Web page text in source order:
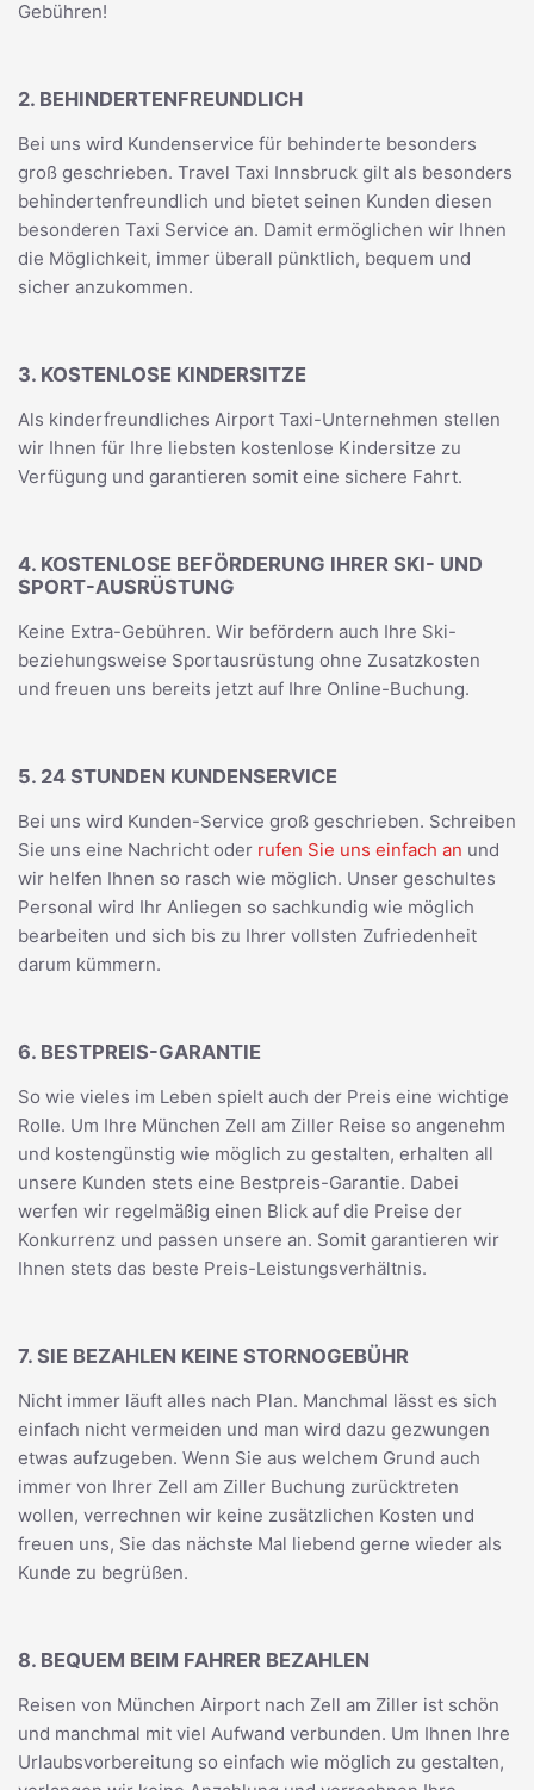
Gebühren!
2. BEHINDERTENFREUNDLICH
Bei uns wird Kundenservice für behinderte besonders
groß geschrieben. Travel Taxi Innsbruck gilt als besonders
behindertenfreundlich und bietet seinen Kunden diesen
besonderen Taxi Service an. Damit ermöglichen wir Ihnen
die Möglichkeit, immer überall pünktlich, bequem und
sicher anzukommen.
3. KOSTENLOSE KINDERSITZE
Als kinderfreundliches Airport Taxi-Unternehmen stellen
wir Ihnen für Ihre liebsten kostenlose Kindersitze zu
Verfügung und garantieren somit eine sichere Fahrt.
4. KOSTENLOSE BEFÖRDERUNG IHRER SKI- UND
SPORT-AUSRÜSTUNG
Keine Extra-Gebühren. Wir befördern auch Ihre Ski-
beziehungsweise Sportausrüstung ohne Zusatzkosten
und freuen uns bereits jetzt auf Ihre Online-Buchung.
5. 24 STUNDEN KUNDENSERVICE
Bei uns wird Kunden-Service groß geschrieben. Schreiben
Sie uns eine Nachricht oder rufen Sie uns einfach an und
wir helfen Ihnen so rasch wie möglich. Unser geschultes
Personal wird Ihr Anliegen so sachkundig wie möglich
bearbeiten und sich bis zu Ihrer vollsten Zufriedenheit
darum kümmern.
6. BESTPREIS-GARANTIE
So wie vieles im Leben spielt auch der Preis eine wichtige
Rolle. Um Ihre München Zell am Ziller Reise so angenehm
und kostengünstig wie möglich zu gestalten, erhalten all
unsere Kunden stets eine Bestpreis-Garantie. Dabei
werfen wir regelmäßig einen Blick auf die Preise der
Konkurrenz und passen unsere an. Somit garantieren wir
Ihnen stets das beste Preis-Leistungsverhältnis.
7. SIE BEZAHLEN KEINE STORNOGEBÜHR
Nicht immer läuft alles nach Plan. Manchmal lässt es sich
einfach nicht vermeiden und man wird dazu gezwungen
etwas aufzugeben. Wenn Sie aus welchem Grund auch
immer von Ihrer Zell am Ziller Buchung zurücktreten
wollen, verrechnen wir keine zusätzlichen Kosten und
freuen uns, Sie das nächste Mal liebend gerne wieder als
Kunde zu begrüßen.
8. BEQUEM BEIM FAHRER BEZAHLEN
Reisen von München Airport nach Zell am Ziller ist schön
und manchmal mit viel Aufwand verbunden. Um Ihnen Ihre
Urlaubsvorbereitung so einfach wie möglich zu gestalten,